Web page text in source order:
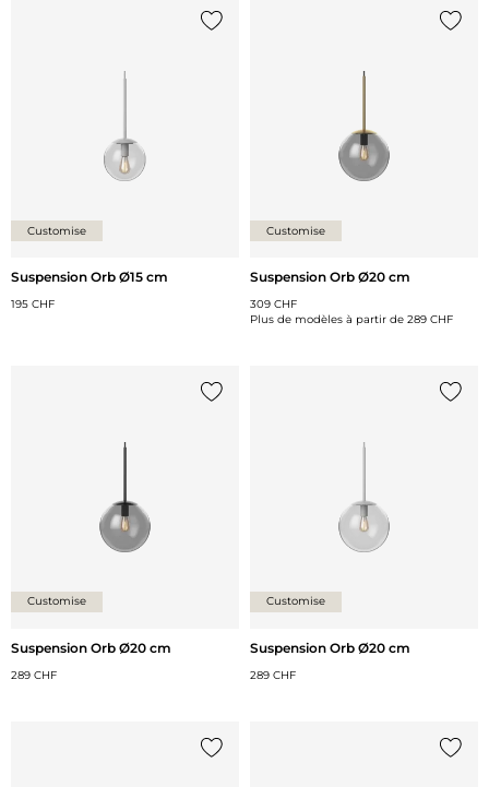
Customise
Suspension Orb Ø15 cm
195 CHF
Customise
Suspension Orb Ø20 cm
309 CHF
Plus de modèles à partir de 289 CHF
Customise
Suspension Orb Ø20 cm
289 CHF
Customise
Suspension Orb Ø20 cm
289 CHF